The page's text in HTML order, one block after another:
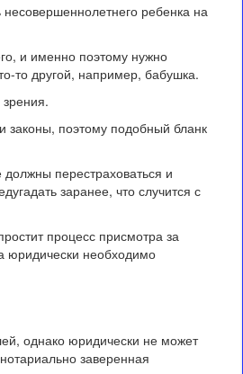
ребенка на
и именно поэтому нужно
то другой, например, бабушка.
законы, поэтому подобный бланк
перестраховаться и
заранее, что случится с
процесс присмотра за
юридически необходимо
однако юридически не может
заверенная